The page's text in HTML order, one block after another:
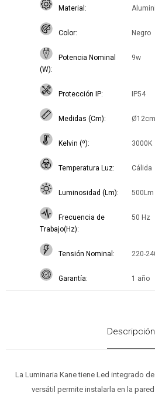
Material
Color Negro
Potencia Nominal
(W)
9w
Protección IP IP54
Medidas (Cm)
Kelvin (º) 3000K
Temperatura Luz Cálida
Luminosidad (Lm) 500Lm
Frecuencia de
Trabajo(Hz)
50 Hz
Tensión Nominal 220-
Garantía 1 año
Descripción
La Luminaria Kane tiene Led integrado
versátil permite instalarla en la